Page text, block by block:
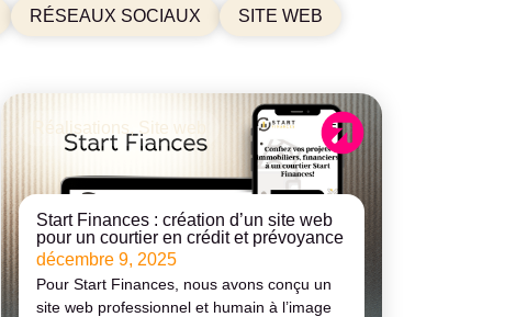
RÉSEAUX SOCIAUX SITE WEB
Réalisations, Site web
Start Finances : création d’un site web
pour un courtier en crédit et prévoyance
décembre 9, 2025
Pour Start Finances, nous avons conçu un
site web professionnel et humain à l’image